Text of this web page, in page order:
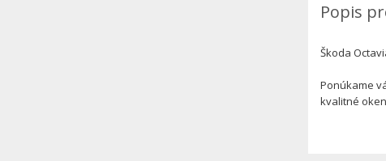
Popis
Škoda
Ponúkame
kvalitné